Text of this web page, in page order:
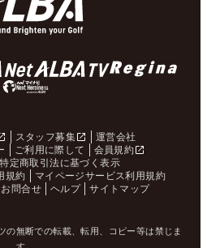
スタッフ募集
運営会社
ご利用に際して
会員規約
特定商取引法に基づく表示
規約
マイページサービス利用規約
お問合せ ヘルプ サイトマップ
の無断での転載、転用、コピー等は禁じま